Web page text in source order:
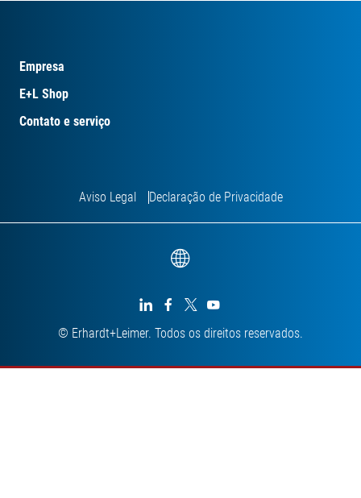
Empresa
E+L Shop
Contato e serviço
© Erhardt+Leimer. Todos os direitos reservados.
Aviso Legal Declaração de Privacidade
   